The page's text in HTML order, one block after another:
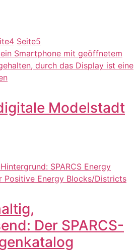
4 Seite5
Modelstadt
Der SPARCS-